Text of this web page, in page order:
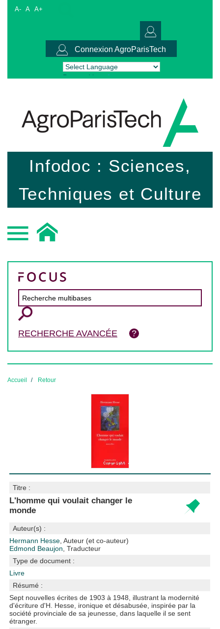
A- A A+
Connexion AgroParisTech
Powered by Translate
Infodoc : Sciences,
Techniques et Culture
RECHERCHE AVANCÉE
Accueil Retour
Titre :
L'homme qui voulait changer le
monde
Auteur(s) :
Hermann Hesse , Auteur (et co-auteur)
Edmond Beaujon , Traducteur
Type de document :
Livre
Résumé :
Sept nouvelles écrites de 1903 à 1948, illustrant la modernité
d'écriture d'H. Hesse, ironique et désabusée, inspirée par la
société provinciale de sa jeunesse, dans laquelle il se sent
étranger.